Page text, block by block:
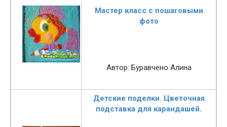
Мастер класс с пошаговыми
фото
Автор: Буравчено Алина
Детские поделки. Цветочная
подставка для карандашей.